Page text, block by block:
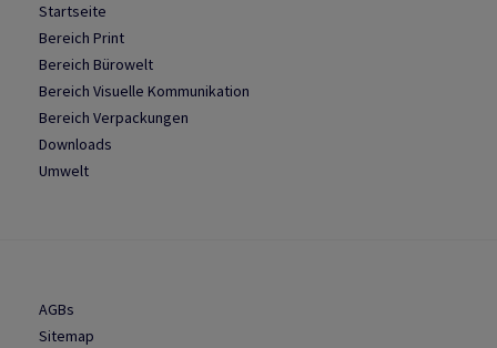
Startseite
Bereich Print
Bereich Bürowelt
Bereich Visuelle Kommunikation
Bereich Verpackungen
Downloads
Umwelt
AGBs
Sitemap